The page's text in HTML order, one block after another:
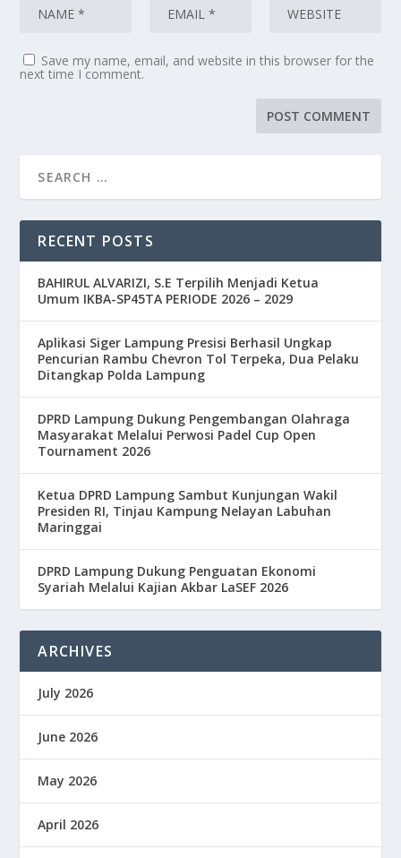
Save my name, email, and website in this browser for the
next time I comment.
RECENT POSTS
BAHIRUL ALVARIZI, S.E Terpilih Menjadi Ketua
Umum IKBA-SP45TA PERIODE 2026 – 2029
Aplikasi Siger Lampung Presisi Berhasil Ungkap
Pencurian Rambu Chevron Tol Terpeka, Dua Pelaku
Ditangkap Polda Lampung
DPRD Lampung Dukung Pengembangan Olahraga
Masyarakat Melalui Perwosi Padel Cup Open
Tournament 2026
Ketua DPRD Lampung Sambut Kunjungan Wakil
Presiden RI, Tinjau Kampung Nelayan Labuhan
Maringgai
DPRD Lampung Dukung Penguatan Ekonomi
Syariah Melalui Kajian Akbar LaSEF 2026
ARCHIVES
July 2026
June 2026
May 2026
April 2026